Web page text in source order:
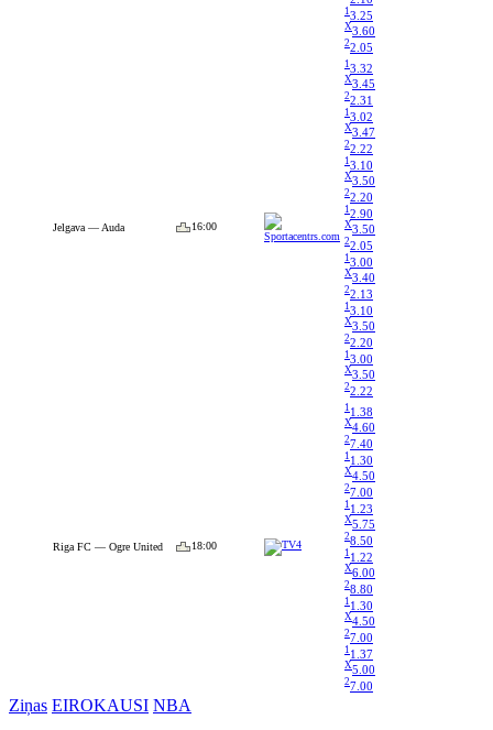
1 3.25
X3.60
22.05
Jelgava — Auda 16:00
13.32
X3.45
22.31
13.02
X3.47
22.22
13.10
X3.50
22.20
12.90
X3.50
22.05
13.00
X3.40
22.13
1 3.10
X3.50
22.20
1 3.00
X3.50
22.22
Riga FC — Ogre United 18:00
1 1.38
X4.60
27.40
1 1.30
X4.50
27.00
1 1.23
X5.75
28.50
1 1.22
X6.00
28.80
1 1.30
X4.50
27.00
1 1.37
X5.00
27.00
Ziņas EIROKAUSI NBA